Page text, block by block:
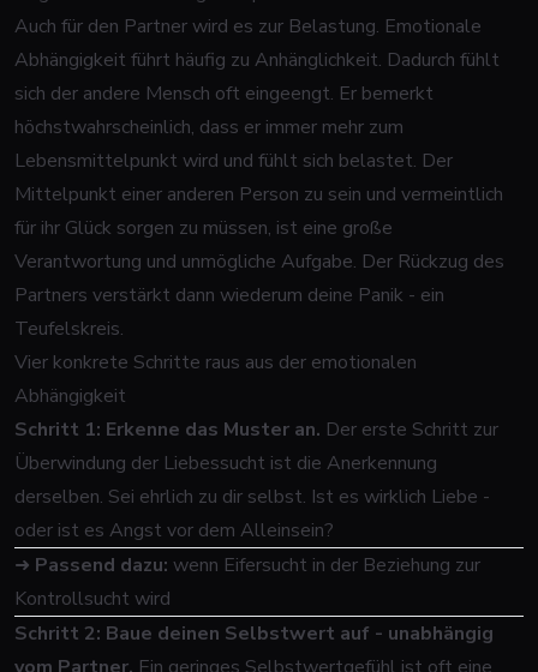
Auch für den Partner wird es zur Belastung. Emotionale
Abhängigkeit führt häufig zu Anhänglichkeit. Dadurch fühlt
sich der andere Mensch oft eingeengt. Er bemerkt
höchstwahrscheinlich, dass er immer mehr zum
Lebensmittelpunkt wird und fühlt sich belastet. Der
Mittelpunkt einer anderen Person zu sein und vermeintlich
für ihr Glück sorgen zu müssen, ist eine große
Verantwortung und unmögliche Aufgabe. Der Rückzug des
Partners verstärkt dann wiederum deine Panik - ein
Teufelskreis.
Vier konkrete Schritte raus aus der emotionalen
Abhängigkeit
Schritt 1: Erkenne das Muster an. Der erste Schritt zur
Überwindung der Liebessucht ist die Anerkennung
derselben. Sei ehrlich zu dir selbst. Ist es wirklich Liebe -
oder ist es Angst vor dem Alleinsein?
➜ Passend dazu: wenn Eifersucht in der Beziehung zur
Kontrollsucht wird
Schritt 2: Baue deinen Selbstwert auf - unabhängig